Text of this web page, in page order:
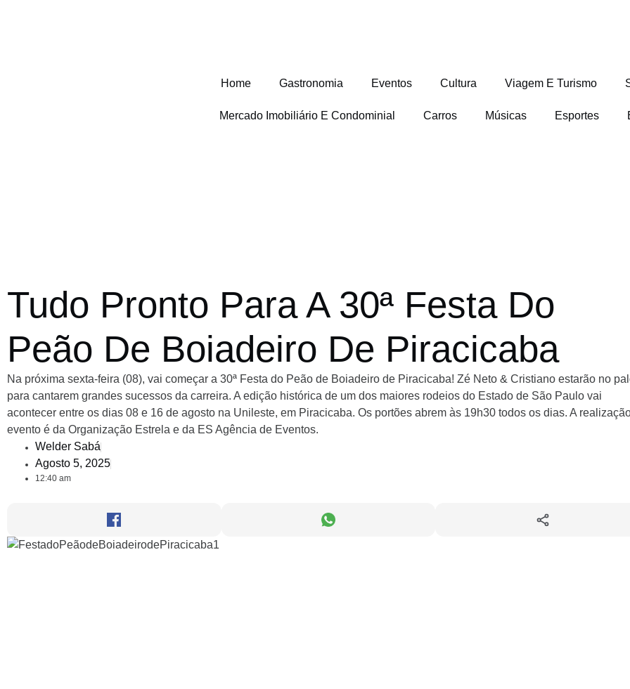
Home Gastronomia Eventos Cultura Viagem E Turismo
Mercado Imobiliário E Condominial Carros Músicas Esportes
Tudo Pronto Para A 30ª Festa Do
Peão De Boiadeiro De Piracicaba
Na próxima sexta-feira (08), vai começar a 30ª Festa do Peão de Boiadeiro de Piracicaba! Zé Neto & Cristiano estarão no
para cantarem grandes sucessos da carreira. A edição histórica de um dos maiores rodeios do Estado de São Paulo vai
acontecer entre os dias 08 e 16 de agosto na Unileste, em Piracicaba. Os portões abrem às 19h30 todos os dias. A
evento é da Organização Estrela e da ES Agência de Eventos.
Welder Sabá
Agosto 5, 2025
12:40 am